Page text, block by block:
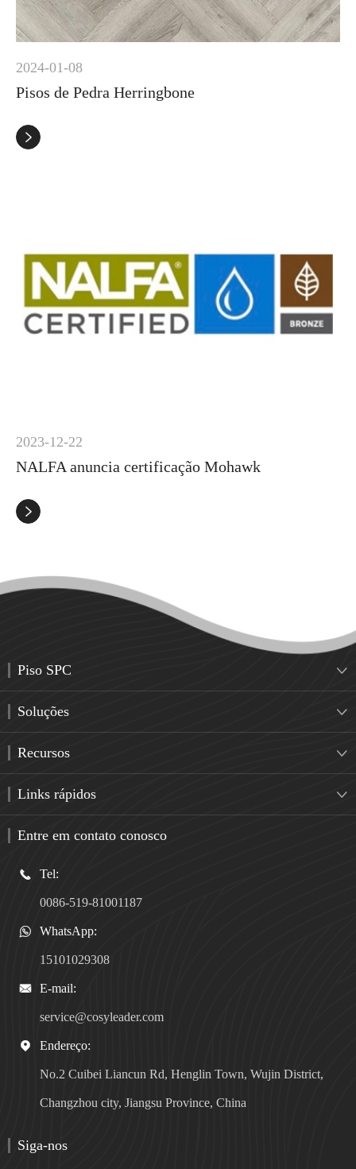
2024-01-08
Pisos de Pedra Herringbone

2023-12-22
NALFA anuncia certificação Mohawk

Piso SPC 
Soluções 
Recursos 
Links rápidos 
Entre em contato conosco
 Tel:
0086-519-81001187
 WhatsApp:
15101029308
 E-mail:
service@cosyleader.com
 Endereço:
No.2 Cuibei Liancun Rd, Henglin Town, Wujin District,
Changzhou city, Jiangsu Province, China
Siga-nos